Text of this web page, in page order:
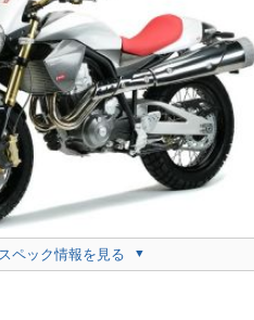
スペック情報を見る